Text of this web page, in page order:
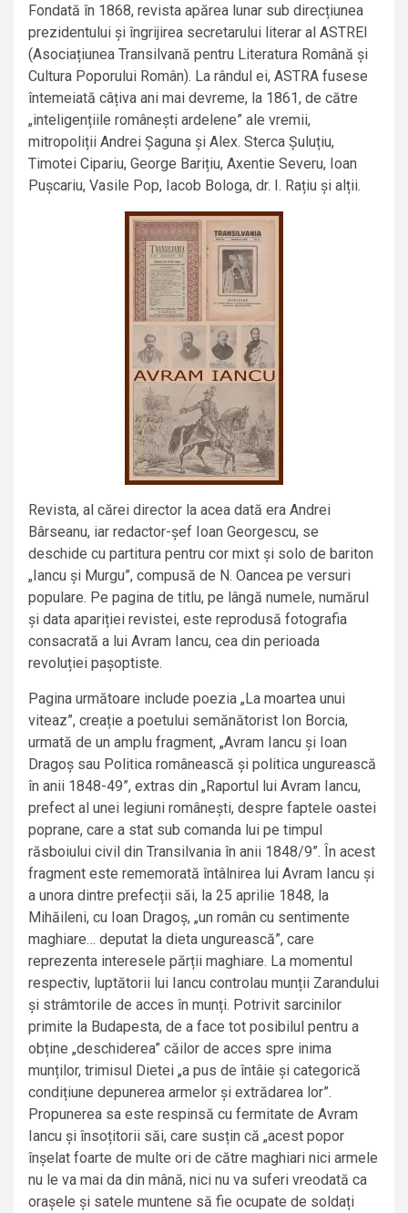
Fondată în 1868, revista apărea lunar sub direcțiunea
prezidentului și îngrijirea secretarului literar al ASTREI
(Asociațiunea Transilvană pentru Literatura Română și
Cultura Poporului Român). La rândul ei, ASTRA fusese
întemeiată câțiva ani mai devreme, la 1861, de către
„inteligențiile românești ardelene” ale vremii,
mitropoliții Andrei Șaguna și Alex. Sterca Șuluțiu,
Timotei Cipariu, George Barițiu, Axentie Severu, Ioan
Pușcariu, Vasile Pop, Iacob Bologa, dr. I. Rațiu și alții.
Revista, al cărei director la acea dată era Andrei
Bârseanu, iar redactor-șef Ioan Georgescu, se
deschide cu partitura pentru cor mixt și solo de bariton
„Iancu și Murgu”, compusă de N. Oancea pe versuri
populare. Pe pagina de titlu, pe lângă numele, numărul
și data apariției revistei, este reprodusă fotografia
consacrată a lui Avram Iancu, cea din perioada
revoluției pașoptiste.
Pagina următoare include poezia „La moartea unui
viteaz”, creație a poetului semănătorist Ion Borcia,
urmată de un amplu fragment, „Avram Iancu și Ioan
Dragoș sau Politica românească și politica ungurească
în anii 1848-49”, extras din „Raportul lui Avram Iancu,
prefect al unei legiuni românești, despre faptele oastei
poprane, care a stat sub comanda lui pe timpul
răsboiului civil din Transilvania în anii 1848/9”. În acest
fragment este rememorată întâlnirea lui Avram Iancu și
a unora dintre prefecții săi, la 25 aprilie 1848, la
Mihăileni, cu Ioan Dragoș, „un român cu sentimente
maghiare… deputat la dieta ungurească”, care
reprezenta interesele părții maghiare. La momentul
respectiv, luptătorii lui Iancu controlau munții Zarandului
și strâmtorile de acces în munți. Potrivit sarcinilor
primite la Budapesta, de a face tot posibilul pentru a
obține „deschiderea” căilor de acces spre inima
munților, trimisul Dietei „a pus de întâie și categorică
condițiune depunerea armelor și extrădarea lor”.
Propunerea sa este respinsă cu fermitate de Avram
Iancu și însoțitorii săi, care susțin că „acest popor
înșelat foarte de multe ori de către maghiari nici armele
nu le va mai da din mână, nici nu va suferi vreodată ca
orașele și satele muntene să fie ocupate de soldați